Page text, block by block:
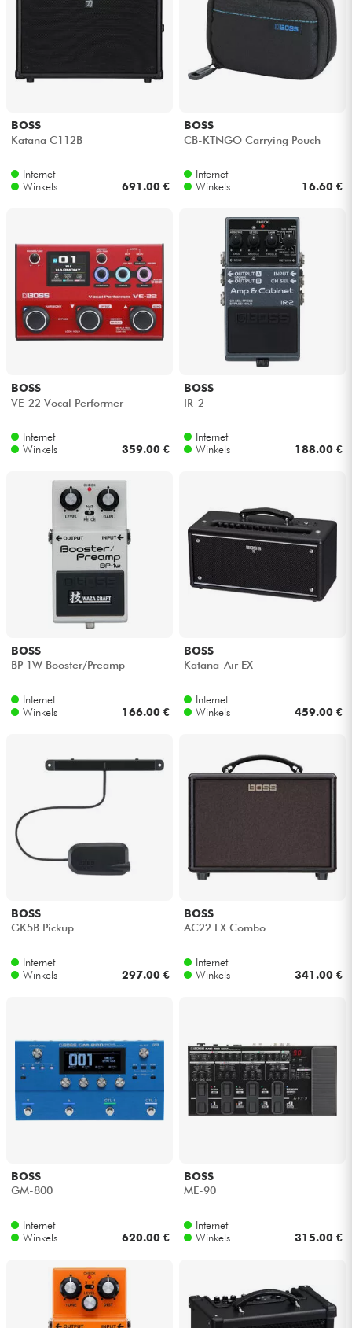
BOSS
Katana C112B
Internet
Winkels
691.00 €
BOSS
CB-KTNGO Carrying Pouch
Internet
Winkels
16.60 €
BOSS
VE-22 Vocal Performer
Internet
Winkels
359.00 €
BOSS
IR-2
Internet
Winkels
188.00 €
BOSS
BP-1W Booster/Preamp
Internet
Winkels
166.00 €
BOSS
Katana-Air EX
Internet
Winkels
459.00 €
BOSS
GK5B Pickup
Internet
Winkels
297.00 €
BOSS
AC22 LX Combo
Internet
Winkels
341.00 €
BOSS
GM-800
Internet
Winkels
620.00 €
BOSS
ME-90
Internet
Winkels
315.00 €